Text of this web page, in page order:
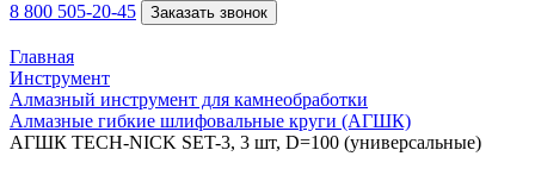
8 800 505-20-45 Заказать звонок
Главная
Инструмент
Алмазный инструмент для камнеобработки
Алмазные гибкие шлифовальные круги (АГШК)
АГШК TECH-NICK SET-3, 3 шт, D=100 (универсальные)